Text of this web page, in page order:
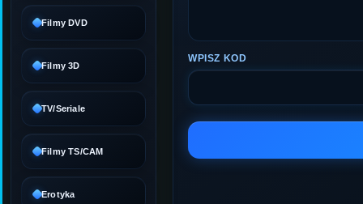
Filmy DVD
Filmy 3D
TV/Seriale
Filmy TS/CAM
Erotyka
WPISZ KOD